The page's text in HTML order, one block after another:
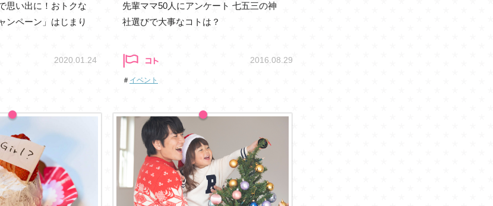
思い出に！おトクな
ンペーン」はじまり
2020.01.24
先輩ママ50人にアンケート 七五三の神
社選びで大事なコトは？
2016.08.29
＃ イベント